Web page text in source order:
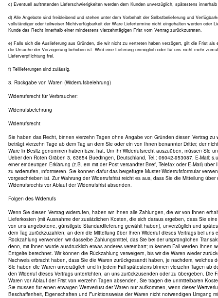
c) Eventuell auftretenden Lieferschwierigkeiten werden dem Kunden unverzüglich, spätestens
d) Alle Angebote sind freibleibend und stehen unter dem Vorbehalt der Selbstbelieferung und
vollständiger oder teilweiser Nichtverfügbarkeit der Ware Liefertermine nicht eingehalten werden oder
Kunde das Recht innerhalb einer mindestens vierzehntägigen Frist vom Vertrag zurückzutreten.
e) Falls sich die Auslieferung aus Gründen, die wir nicht zu vertreten haben verzögert, gilt die Frist als
die Ursache der Verzögerung behoben ist. Wird eine Lieferung unmöglich oder für uns nicht mehr
Lieferverpflichtung frei.
f) Teillieferungen sind zulässig.
3. Rückgabe von Waren (Widerrufsbelehrung)
Widerrufsrecht für Verbraucher:
Widerrufsbelehrung
Widerrufsrecht
Sie haben das Recht, binnen vierzehn Tagen ohne Angabe von Gründen diesen Vertrag zu
beträgt vierzehn Tage ab dem Tag an dem Sie oder ein von Ihnen benannter Dritter, der
Ware in Besitz genommen haben bzw. hat. Um Ihr Widerrufsrecht auszuüben, müssen Sie
Ueber den Roten Gräben 3, 63654 Buedingen, Deutschland, Tel.: 06042-953087, E-Mail:
einer eindeutigen Erklärung (z.B. ein mit der Post versandter Brief, Telefax oder E-Mail) über
zu widerrufen, informieren. Sie können dafür das beigefügte Muster-Widerrufsformular
vorgeschrieben ist. Zur Wahrung der Widerrufsfrist reicht es aus, dass Sie die Mitteilung
Widerrufsrechts vor Ablauf der Widerrufsfrist absenden.
Folgen des Widerrufs
Wenn Sie diesen Vertrag widerrufen, haben wir Ihnen alle Zahlungen, die wir von Ihnen
Lieferkosten (mit Ausnahme der zusätzlichen Kosten, die sich daraus ergeben, dass Sie
von uns angebotene, günstigste Standardlieferung gewählt haben), unverzüglich und
dem Tag zurückzuzahlen, an dem die Mitteilung über Ihren Widerruf dieses Vertrags bei uns
Rückzahlung verwenden wir dasselbe Zahlungsmittel, das Sie bei der ursprünglichen
denn, mit Ihnen wurde ausdrücklich etwas anderes vereinbart; in keinem Fall werden Ihnen
Entgelte berechnet. Wir können die Rückzahlung verweigern, bis wir die Waren wieder
Nachweis erbracht haben, dass Sie die Waren zurückgesandt haben, je nachdem, welches
Sie haben die Waren unverzüglich und in jedem Fall spätestens binnen vierzehn Tagen ab
den Widerruf dieses Vertrags unterrichten, an uns zurückzusenden oder zu übergeben. Die
Waren vor Ablauf der Frist von vierzehn Tagen absenden. Sie tragen die unmittelbaren
Sie müssen für einen etwaigen Wertverlust der Waren nur aufkommen, wenn dieser
Beschaffenheit, Eigenschaften und Funktionsweise der Waren nicht notwendigen Umgang